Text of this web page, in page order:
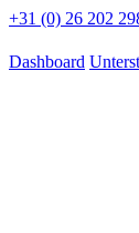
+31 (0) 26 202
Dashboard